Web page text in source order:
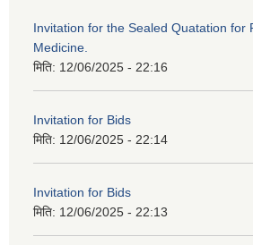
Invitation for the Sealed Quatation for
Medicine.
मिति: 12/06/2025 - 22:16
Invitation for Bids
मिति: 12/06/2025 - 22:14
Invitation for Bids
मिति: 12/06/2025 - 22:13